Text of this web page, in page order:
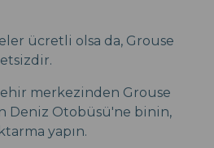
ücretli olsa da, Grouse
merkezinden Grouse
Deniz Otobüsü'ne binin,
yapın.